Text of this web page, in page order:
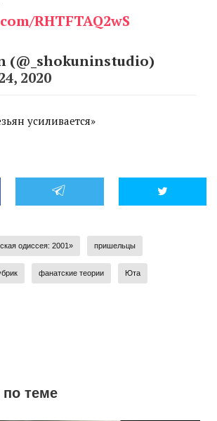
RHTFTAQ2wS
(@_shokuninstudio)
2020
усиливается»
одиссея: 2001» пришельцы
фанатские теории Юта
теме